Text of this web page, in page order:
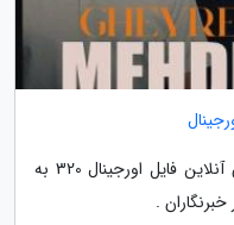
مهدی جهانی غیرمعمولی با امکان پخش آنلاین فایل اورجینال 320 به
.